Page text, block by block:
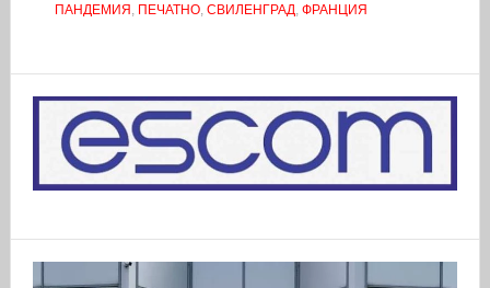
ПАНДЕМИЯ , ПЕЧАТНО, СВИЛЕНГРАД, ФРАНЦИЯ